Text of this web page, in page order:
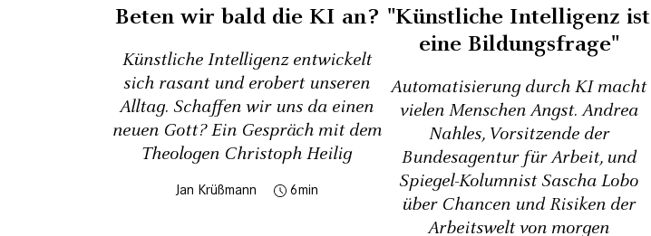
Beten wir bald die KI an?
Künstliche Intelligenz entwickelt
sich rasant und erobert unseren
Alltag. Schaffen wir uns da einen
neuen Gott? Ein Gespräch mit dem
Theologen Christoph Heilig
Jan Krüßmann 6
"Künstliche Intelligenz ist
eine Bildungs­frage"
Automatisierung durch KI macht
vielen Menschen Angst. Andrea
Nahles, Vorsitzende der
Bundesagentur für Arbeit, und
Spiegel-Kolumnist Sascha Lobo
über Chancen und Risiken der
Arbeitswelt von morgen